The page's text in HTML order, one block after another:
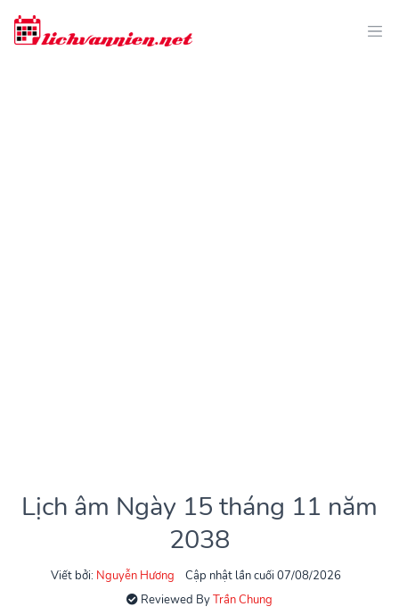
Lịch âm Ngày 15 tháng 11 năm
2038
Viết bởi: Nguyễn Hương
Cập nhật lần cuối 07/08/2026
Reviewed ByTrần Chung